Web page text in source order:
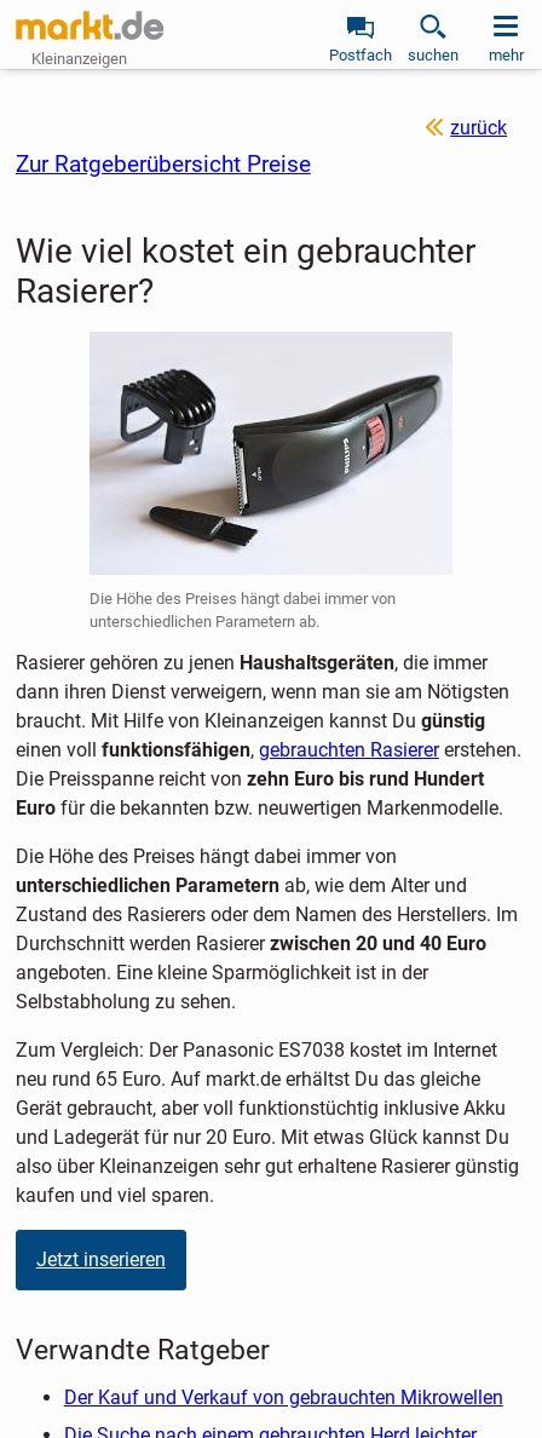
Kleinanzeigen Postfach suchen mehr
zurück
Zur Ratgeberübersicht Preise
Wie viel kostet ein gebrauchter
Rasierer?
Die Höhe des Preises hängt dabei immer von
unterschiedlichen Parametern ab.
Rasierer gehören zu jenen Haushaltsgeräten, die immer
dann ihren Dienst verweigern, wenn man sie am Nötigsten
braucht. Mit Hilfe von Kleinanzeigen kannst Du günstig
einen voll funktionsfähigen, gebrauchten Rasierererstehen.
Die Preisspanne reicht von zehn Euro bis rund Hundert
Eurofür die bekannten bzw. neuwertigen Markenmodelle.
Die Höhe des Preises hängt dabei immer von
unterschiedlichen Parameternab, wie dem Alter und
Zustand des Rasierers oder dem Namen des Herstellers. Im
Durchschnitt werden Rasiererzwischen 20 und 40 Euro
angeboten. Eine kleine Sparmöglichkeit ist in der
Selbstabholung zu sehen.
Zum Vergleich: Der Panasonic ES7038 kostet im Internet
neu rund 65 Euro. Auf markt.de erhältst Du das gleiche
Gerät gebraucht, aber voll funktionstüchtig inklusive Akku
und Ladegerät für nur 20 Euro. Mit etwas Glück kannst Du
also über Kleinanzeigen sehr gut erhaltene Rasierer günstig
kaufen und viel sparen.
Jetzt inserieren
Verwandte Ratgeber
Der Kauf und Verkauf von gebrauchten Mikrowellen